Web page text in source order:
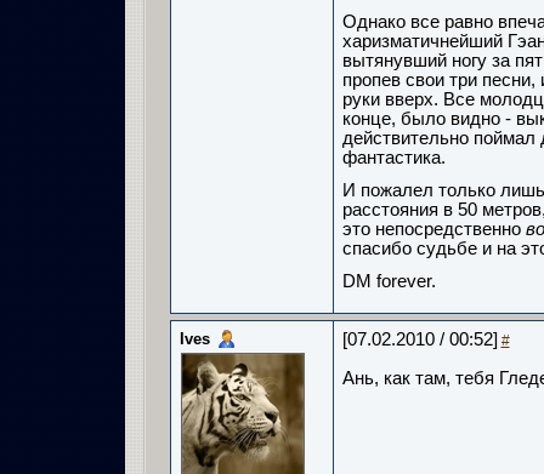
Однако все равно
харизматичнейший
вытянувший ногу за
пропев свои три
руки вверх. Все
конце, было видно -
действительно поймал
фантастика.
И пожалел только
расстояния в 50
это непосредственно
спасибо судьбе и на
DM forever.
Ives [07.02.2010 / 00:52] #
Ань, как там, тебя